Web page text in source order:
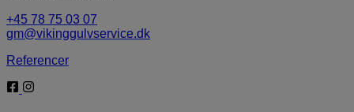
+45 78 75 03 07
gm@vikinggulvservice.dk
Referencer